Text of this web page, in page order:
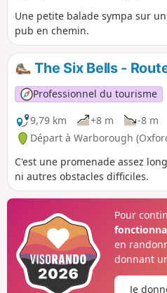
Une petite balade sympa sur
pub en chemin.
The Six Bells -
Professionnel du tourisme
9,79 km
+8 m -8 m
Départ à Warborough
C'est une promenade assez
ni autres obstacles difficiles.
Pour
en
donnant
Je